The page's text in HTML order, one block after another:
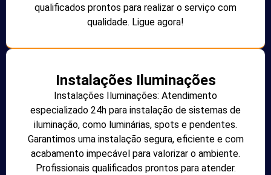
qualificados prontos para realizar o serviço com
qualidade. Ligue agora!
Instalações Iluminações
Instalações Iluminações: Atendimento
especializado 24h para instalação de sistemas de
iluminação, como luminárias, spots e pendentes.
Garantimos uma instalação segura, eficiente e com
acabamento impecável para valorizar o ambiente.
Profissionais qualificados prontos para atender.